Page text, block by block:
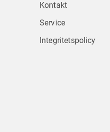
Kontakt
Service
Integritetspolicy